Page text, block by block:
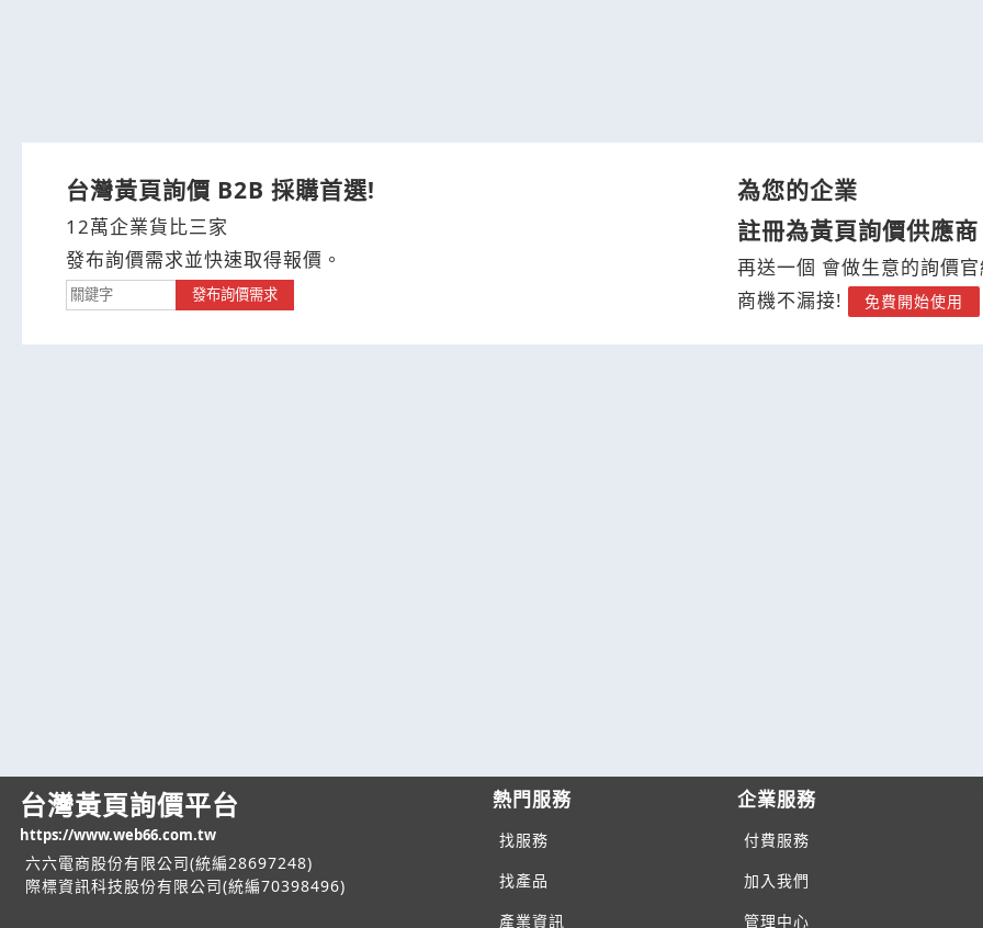
台灣黃頁詢價 B2B 採購首選!
12萬企業貨比三家
發布詢價需求並快速取得報價。
發布詢價需求
為您的企業
註冊為黃頁詢價供應商
再送一個 會做生意的詢價
商機不漏接!
免費開始使用
台灣黃頁詢價平台
https://www.web66.com.tw
六六電商股份有限公司(統編28697248)
際標資訊科技股份有限公司(統編70398496)
熱門服務
找服務
找產品
產業資訊
企業服務
付費服務
加入我們
管理中心